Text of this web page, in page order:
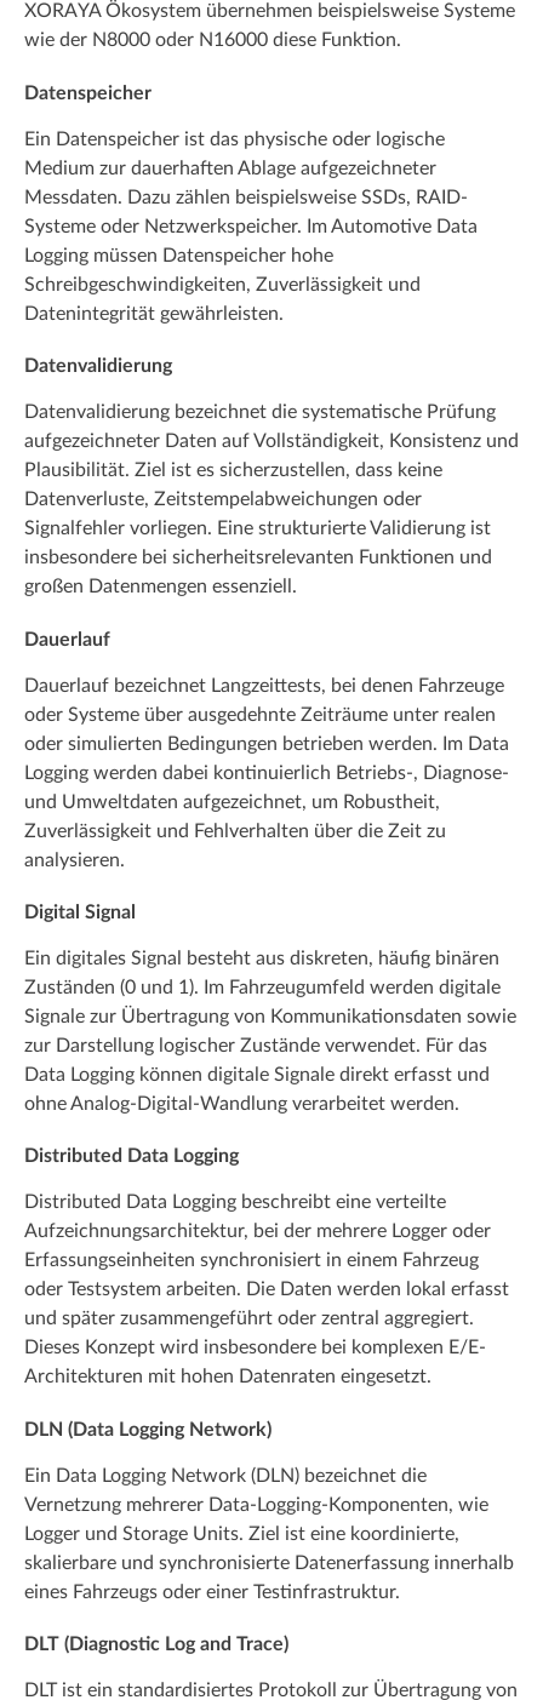
XORAYA Ökosystem übernehmen beispielsweise Systeme
wie der N8000 oder N16000 diese Funktion.
Datenspeicher
Ein Datenspeicher ist das physische oder logische
Medium zur dauerhaften Ablage aufgezeichneter
Messdaten. Dazu zählen beispielsweise SSDs, RAID-
Systeme oder Netzwerkspeicher. Im Automotive Data
Logging müssen Datenspeicher hohe
Schreibgeschwindigkeiten, Zuverlässigkeit und
Datenintegrität gewährleisten.
Datenvalidierung
Datenvalidierung bezeichnet die systematische Prüfung
aufgezeichneter Daten auf Vollständigkeit, Konsistenz und
Plausibilität. Ziel ist es sicherzustellen, dass keine
Datenverluste, Zeitstempelabweichungen oder
Signalfehler vorliegen. Eine strukturierte Validierung ist
insbesondere bei sicherheitsrelevanten Funktionen und
großen Datenmengen essenziell.
Dauerlauf
Dauerlauf bezeichnet Langzeittests, bei denen Fahrzeuge
oder Systeme über ausgedehnte Zeiträume unter realen
oder simulierten Bedingungen betrieben werden. Im Data
Logging werden dabei kontinuierlich Betriebs-, Diagnose-
und Umweltdaten aufgezeichnet, um Robustheit,
Zuverlässigkeit und Fehlverhalten über die Zeit zu
analysieren.
Digital Signal
Ein digitales Signal besteht aus diskreten, häufig binären
Zuständen (0 und 1). Im Fahrzeugumfeld werden digitale
Signale zur Übertragung von Kommunikationsdaten sowie
zur Darstellung logischer Zustände verwendet. Für das
Data Logging können digitale Signale direkt erfasst und
ohne Analog-Digital-Wandlung verarbeitet werden.
Distributed Data Logging
Distributed Data Logging beschreibt eine verteilte
Aufzeichnungsarchitektur, bei der mehrere Logger oder
Erfassungseinheiten synchronisiert in einem Fahrzeug
oder Testsystem arbeiten. Die Daten werden lokal erfasst
und später zusammengeführt oder zentral aggregiert.
Dieses Konzept wird insbesondere bei komplexen E/E-
Architekturen mit hohen Datenraten eingesetzt.
DLN (Data Logging Network)
Ein Data Logging Network (DLN) bezeichnet die
Vernetzung mehrerer Data-Logging-Komponenten, wie
Logger und Storage Units. Ziel ist eine koordinierte,
skalierbare und synchronisierte Datenerfassung innerhalb
eines Fahrzeugs oder einer Testinfrastruktur.
DLT (Diagnostic Log and Trace)
DLT ist ein standardisiertes Protokoll zur Übertragung von